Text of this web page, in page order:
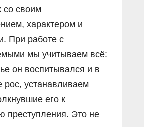
со своим
характером и
При работе с
мы учитываем всё:
он воспитывался и в
рос, устанавливаем
его к
преступления. Это не